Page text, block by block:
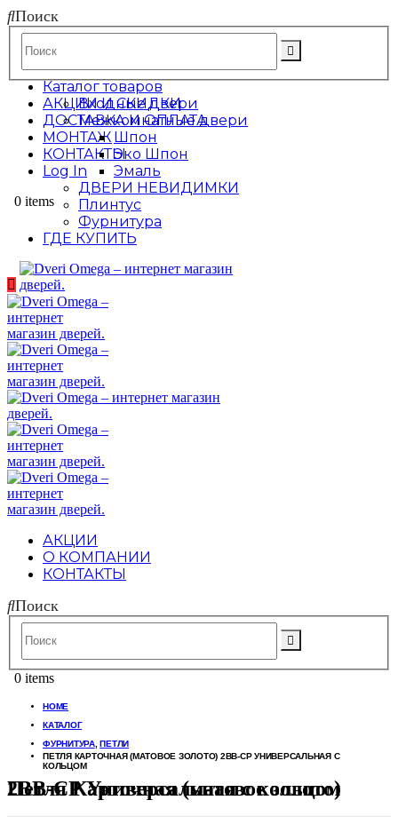
Поиск
АКЦИИ И СКИДКИ
ДОСТАВКА И ОПЛАТА
МОНТАЖ
КОНТАКТЫ
Log In
0 items
Каталог товаров
Входные двери
Межкомнатные двери
Шпон
Эко Шпон
Эмаль
ДВЕРИ НЕВИДИМКИ
Плинтус
Фурнитура
ГДЕ КУПИТЬ
АКЦИИ
О КОМПАНИИ
КОНТАКТЫ
Поиск
0 items
HOME
КАТАЛОГ
ФУРНИТУРА,ПЕТЛИ
ПЕТЛЯ КАРТОЧНАЯ (МАТОВОЕ ЗОЛОТО) 2BB-CP УНИВЕРСАЛЬНАЯ С
КОЛЬЦОМ
Петля Карточная (матовое золото) 2BB-CP Универсальная с кольцом